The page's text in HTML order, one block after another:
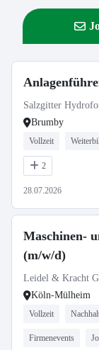
Salzgitter
Brumby
Vollzeit
2
28.07.2026
Maschinen-
(m/w/d)
Leidel & Kracht
Köln-Mülheim
Vollzeit
Firmenevents